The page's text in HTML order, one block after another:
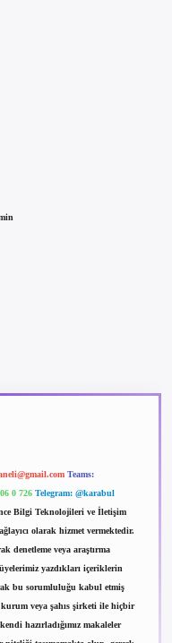
Teams:
0 726 Telegram: @karabul
Bilgi Teknolojileri ve İletişim
olarak hizmet vermektedir.
denetleme veya araştırma
yazdıkları içeriklerin
bu sorumluluğu kabul etmiş
veya şahıs şirketi ile hiçbir
hazırladığımız makaleler